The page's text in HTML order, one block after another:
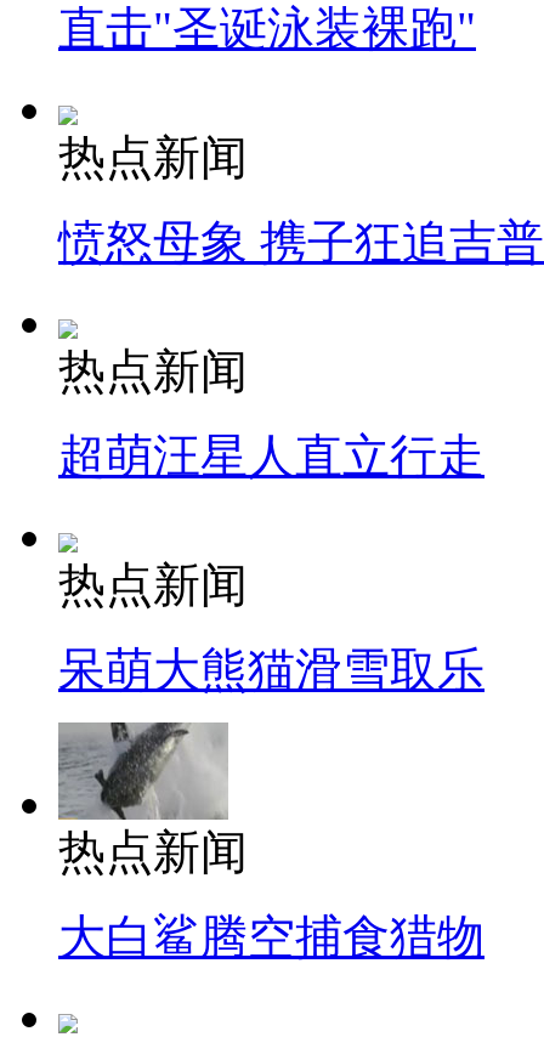
直击"圣诞泳装裸跑"
热点新闻
愤怒母象 携子狂追吉
热点新闻
超萌汪星人直立行走
热点新闻
呆萌大熊猫滑雪取乐
热点新闻
大白鲨腾空捕食猎物